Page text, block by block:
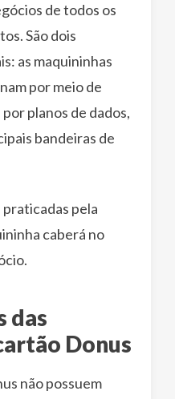
de todos os
São dois
as maquininhas
por meio de
planos de dados,
bandeiras de
praticadas pela
caberá no
das
Donus
não possuem